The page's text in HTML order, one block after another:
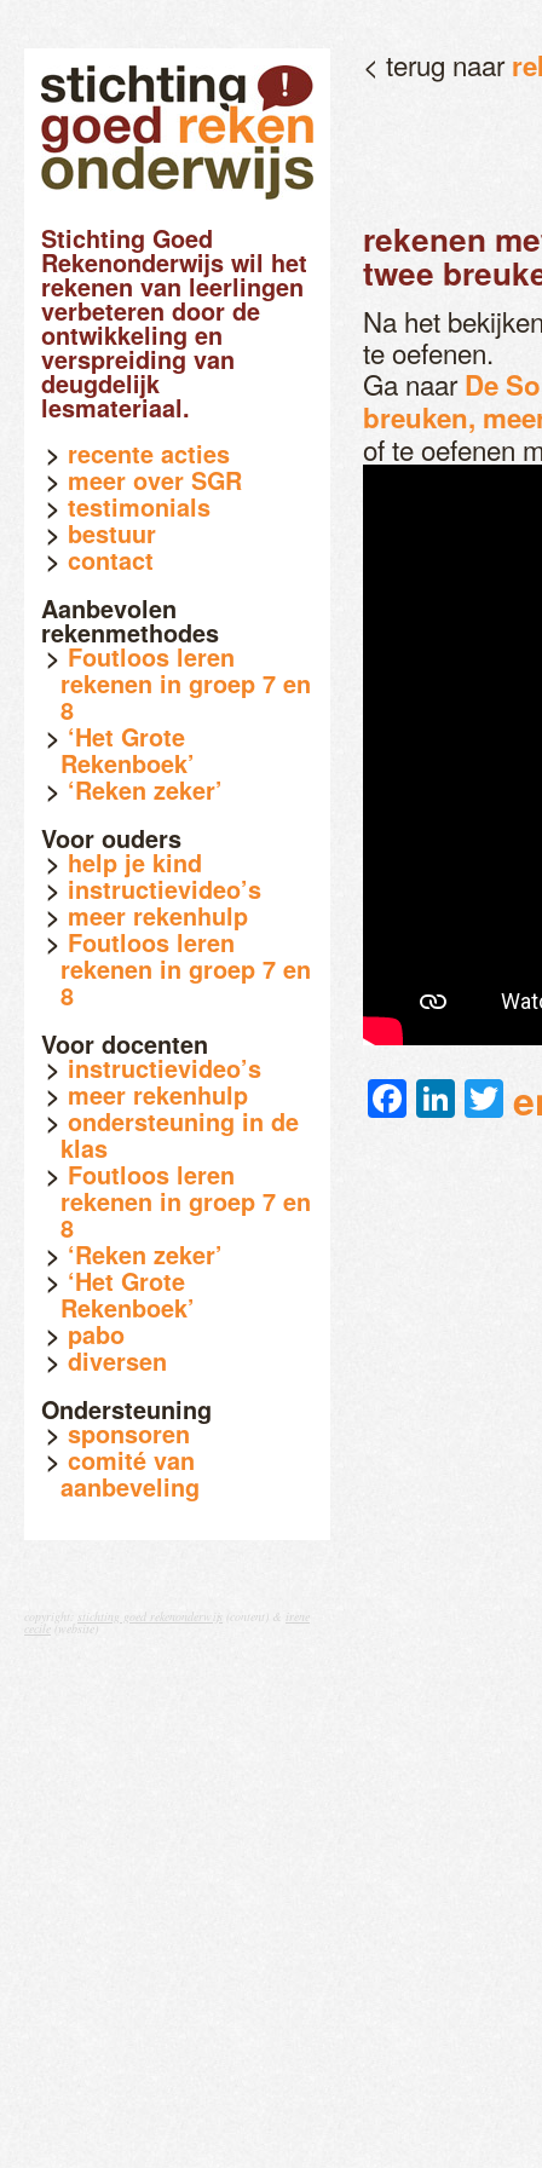
< terug naar
rekenen
twee
Na het
te oefenen.
Ga naarDe
breuken,
of te oefenen
Stichting Goed
Rekenonderwijs wil het
rekenen van leerlingen
verbeteren door de
ontwikkeling en
verspreiding van
deugdelijk
lesmateriaal.
recente acties
meer over SGR
testimonials
bestuur
contact
Aanbevolen
rekenmethodes
Foutloos leren
rekenen in groep 7 en
8
‘Het Grote
Rekenboek’
‘Reken zeker’
Voor ouders
help je kind
instructievideo’s
meer rekenhulp
Foutloos leren
rekenen in groep 7 en
8
Voor docenten
instructievideo’s
meer rekenhulp
ondersteuning in de
klas
Foutloos leren
rekenen in groep 7 en
8
‘Reken zeker’
‘Het Grote
Rekenboek’
pabo
diversen
Ondersteuning
sponsoren
comité van
aanbeveling
copyright: stichting goed rekenonderwijs (content) & irene
cecile (website)